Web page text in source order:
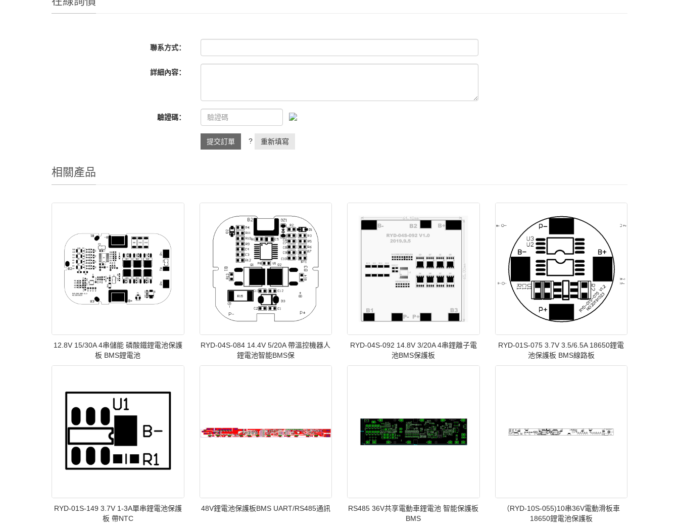
聯系方式：
詳細內容：
驗證碼：
提交訂單 ? 重新填寫
相關產品
12.8V 15/30A 4串儲能 磷酸鐵鋰電池保護
板 BMS鋰電池
RYD-04S-084 14.4V 5/20A 帶溫控機器人
鋰電池智能BMS保
RYD-04S-092 14.8V 3/20A 4串鋰離子電
池BMS保護板
RYD-01S-075 3.7V 3.5/6.5A 18650鋰電
池保護板 BMS線路板
RYD-01S-149 3.7V 1-3A單串鋰電池保護
板 帶NTC
48V鋰電池保護板BMS UART/RS485通訊
RS485 36V共享電動車鋰電池 智能保護板
BMS
（RYD-10S-055)10串36V電動滑板車
18650鋰電池保護板